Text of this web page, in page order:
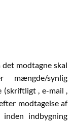
modtagne skal
synlig
(skriftligt , e-mail ,
modtagelse af
indbygning